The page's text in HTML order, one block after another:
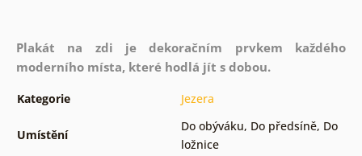
Plakát na zdi je dekoračním prvkem každého
moderního místa, které hodlá jít s dobou.
Kategorie Jezera
Umístění
Do obýváku, Do předsíně, Do
ložnice